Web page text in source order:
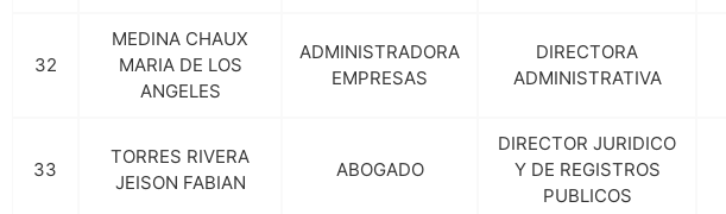
32
MEDINA CHAUX
MARIA DE LOS
ANGELES
ADMINISTRADORA
EMPRESAS
DIRECTORA
ADMINISTRATIVA
33
TORRES RIVERA
JEISON FABIAN
ABOGADO
DIRECTOR JURIDICO
Y DE REGISTROS
PUBLICOS